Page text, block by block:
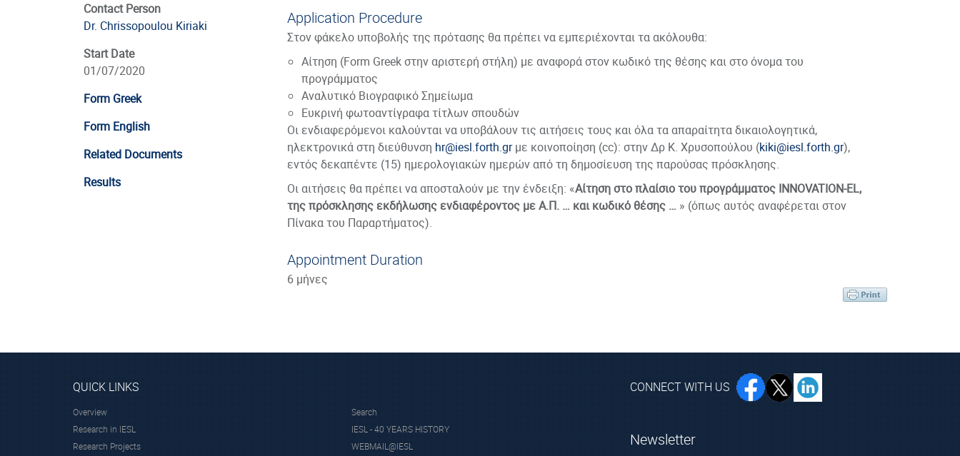
Contact Person
Dr. Chrissopoulou Kiriaki
Start Date
01/07/2020
Form Greek
Form English
Related Documents
Results
Application Procedure
Στον φάκελο υποβολής της πρότασης θα πρέπει να εμπεριέχονται τα ακόλουθα:
Αίτηση (Form Greek στην αριστερή στήλη) με αναφορά στον κωδικό της θέσης και στο όνομα του
προγράμματος
Αναλυτικό Βιογραφικό Σημείωμα
Ευκρινή φωτοαντίγραφα τίτλων σπουδών
Οι ενδιαφερόμενοι καλούνται να υποβάλουν τις αιτήσεις τους και όλα τα απαραίτητα δικαιολογητικά,
ηλεκτρονικά στη διεύθυνση hr@iesl.forth.grμε κοινοποίηση (cc): στην Δρ Κ. Χρυσοπούλου (kiki@iesl.forth.gr),
εντός δεκαπέντε (15) ημερολογιακών ημερών από τη δημοσίευση της παρούσας πρόσκλησης.
Οι αιτήσεις θα πρέπει να αποσταλούν με την ένδειξη: «Αίτηση στο πλαίσιο του προγράμματος INNOVATION-EL,
της πρόσκλησης εκδήλωσης ενδιαφέροντος με Α.Π. … και κωδικό θέσης … » (όπως αυτός αναφέρεται στον
Πίνακα του Παραρτήματος).
Appointment Duration
6 μήνες
QUICK LINKS
Overview
Research in IESL
Research Projects
Search
IESL - 40 YEARS HISTORY
WEBMAIL@IESL
CONNECT WITH US
Newsletter